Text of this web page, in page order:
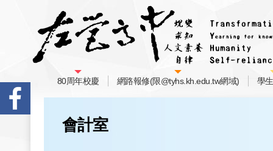
80周年校慶 網路報修(限@tyhs.kh.edu.tw網域) 學
會計室